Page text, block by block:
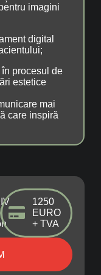
imagini
digital
procesul de
estetice
mai
care inspiră
1250
EURO
+ TVA